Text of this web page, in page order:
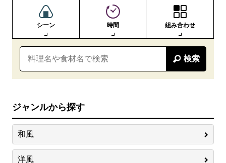
シーン 時間 組み合わせ
検索
ジャンルから探す
和風
洋風